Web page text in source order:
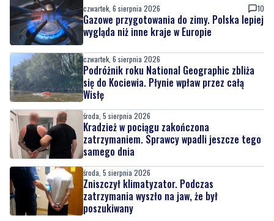
czwartek, 6 sierpnia 2026 10
Gazowe przygotowania do zimy. Polska lepiej
wygląda niż inne kraje w Europie
czwartek, 6 sierpnia 2026
Podróżnik roku National Geographic zbliża
się do Kociewia. Płynie wpław przez całą
Wisłę
środa, 5 sierpnia 2026
Kradzież w pociągu zakończona
zatrzymaniem. Sprawcy wpadli jeszcze tego
samego dnia
środa, 5 sierpnia 2026
Zniszczył klimatyzator. Podczas
zatrzymania wyszło na jaw, że był
poszukiwany